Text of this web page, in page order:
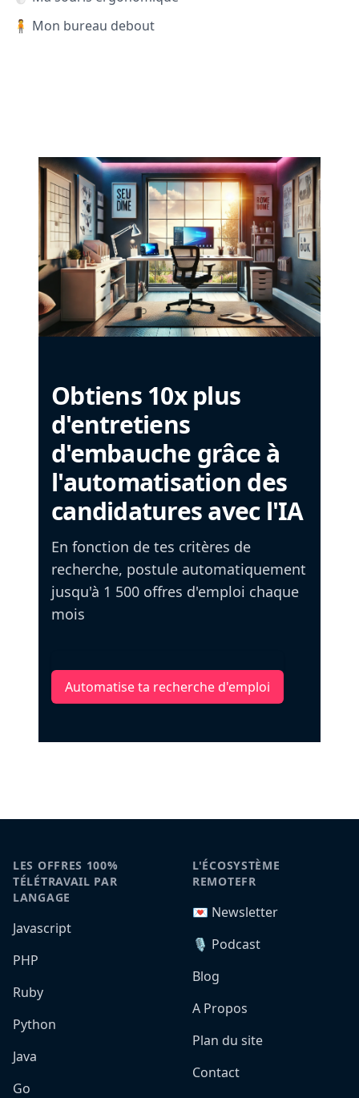
🧍 Mon bureau debout
Obtiens 10x plus
d'entretiens
d'embauche grâce à
l'automatisation des
candidatures avec l'IA
En fonction de tes critères de
recherche, postule automatiquement
jusqu'à 1 500 offres d'emploi chaque
mois
Automatise ta recherche d'emploi
LES OFFRES 100%
TÉLÉTRAVAIL PAR
LANGAGE
Javascript
PHP
Ruby
Python
Java
Go
L'ÉCOSYSTÈME
REMOTEFR
💌 Newsletter
🎙️ Podcast
Blog
A Propos
Plan du site
Contact